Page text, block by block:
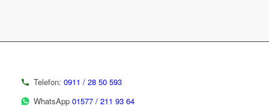
Telefon: 0911 / 28 50 593
WhatsApp 01577 / 211 93 64